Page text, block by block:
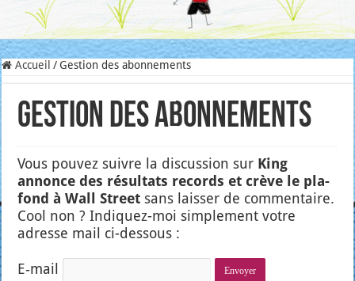
Accueil / Gestion des abonnements
Gestion des abonnements
Vous pou­vez suivre la dis­cus­sion sur King
annonce des résul­tats records et crève le pla­
fond à Wall Street sans lais­ser de com­men­taire.
Cool non ? Indi­quez-moi sim­ple­ment votre
adresse mail ci-des­sous :
E‑mail